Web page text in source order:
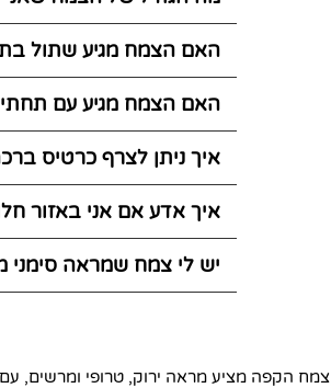
האם הצמח מגיע שתול
האם הצמח מגיע עם
איך ניתן לצרף כרטיס
איך אדע אם אני באזור
יש לי צמח שמראה סימני
צמח הקפה מציע מראה ירוק, טרופי ומרשים, עם